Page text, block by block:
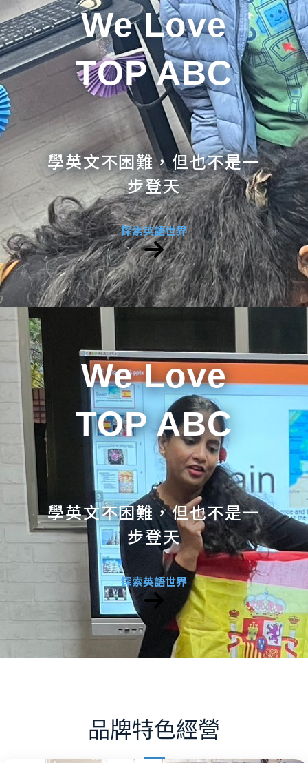
We Love
TOP ABC
學英文不困難，但也不是一
步登天
探索英語世界
We Love
TOP ABC
學英文不困難，但也不是一
步登天
探索英語世界
品牌特色經營